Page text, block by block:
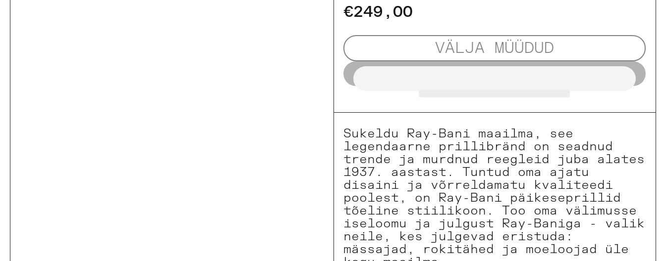
€249,00
VÄLJA MÜÜDUD
Sukeldu Ray-Bani maailma, see
legendaarne prillibränd on seadnud
trende ja murdnud reegleid juba alates
1937. aastast. Tuntud oma ajatu
disaini ja võrreldamatu kvaliteedi
poolest, on Ray-Bani päikeseprillid
tõeline stiilikoon. Too oma välimusse
iseloomu ja julgust Ray-Baniga - valik
neile, kes julgevad eristuda:
mässajad, rokitähed ja moeloojad üle